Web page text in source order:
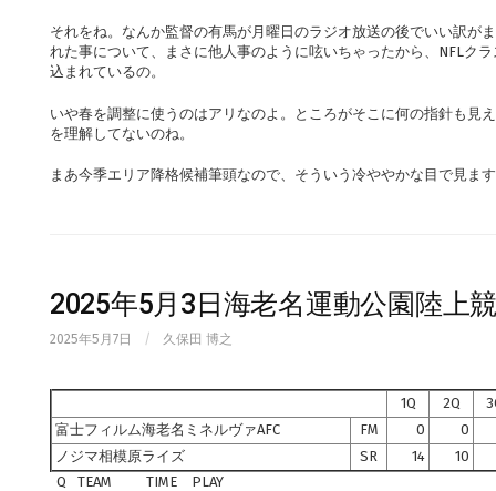
それをね。なんか監督の有馬が月曜日のラジオ放送の後でいい訳が
れた事について、まさに他人事のように呟いちゃったから、NFLク
込まれているの。
いや春を調整に使うのはアリなのよ。ところがそこに何の指針も見
を理解してないのね。
まあ今季エリア降格候補筆頭なので、そういう冷ややかな目で見ま
2025年5月3日海老名運動公園陸上
2025年5月7日 / 久保田 博之
1Q 2Q
富士フィルム海老名ミネルヴァAFC
FM 0
0
ノジマ相模原ライズ
SR 14
10
Q
TEAM TIME PLAY